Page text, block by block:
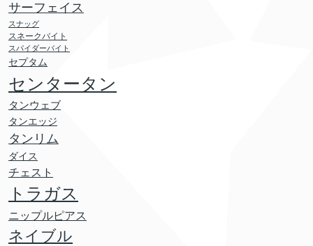
サーフェイス
スナッグ
スネークバイト
スパイダーバイト
セプタム
センタータン
タンウェブ
タンエッジ
タンリム
ダイス
チェスト
トラガス
ニップルピアス
ネイブル